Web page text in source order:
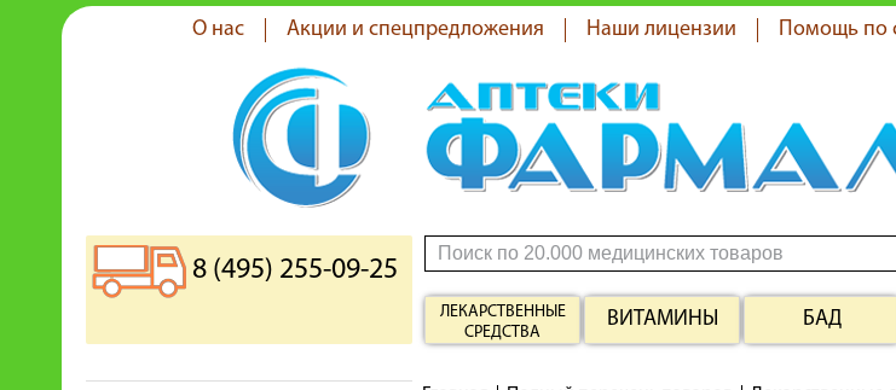
О нас Акции и спецпредложения Наши лицензии Помощь по
8 (495) 255-09-25
ЛЕКАРСТВЕННЫЕ
СРЕДСТВА
ВИТАМИНЫ БАД